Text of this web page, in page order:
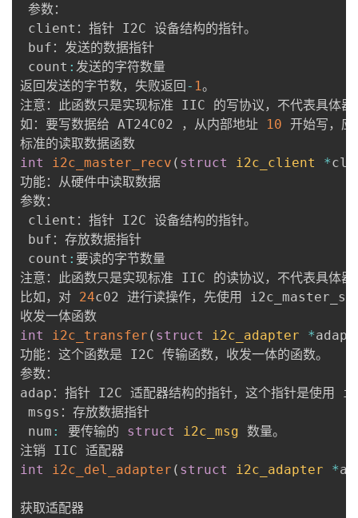
参数：
client：指针 I2C 设备结构的指针。
buf：发送的数据指针
count : 发送的字符数量
返回发送的字节数，失败返回 - 1。
注意：此函数只是实现标准 IIC 的写协议，不代表具体器
如：要写数据给 AT24C02 ，从内部地址
10 开始写，应
int
i2c_master_recv ( struct i2c_client *
功能：从硬件中读取数据
参数：
client：指针 I2C 设备结构的指针。
buf：存放数据指针
count : 要读的字节数量
注意：此函数只是实现标准 IIC 的读协议，不代表具体器
比如，对 24c02 进行读操作，先使用
int
i2c_transfer ( struct i2c_adapter *adap
功能：这个函数是 I2C 传输函数，收发一体的函数。
参数：
adap：指针 I2C 适配器结构的指针，这个指针是
msgs：存放数据指针
num : 要传输的 struct i2c_msg 数量。
int
i2c_del_adapter ( struct i2c_adapter *